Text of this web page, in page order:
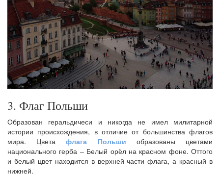
3. Флаг Польши
Образован геральдичеси и никогда не имел милитарной
истории происхождения, в отличие от большинства флагов
мира. Цветафлага Польши образованы цветами
национального герба – Белый орёл на красном фоне. Оттого
и белый цвет находится в верхней части флага, а красный в
нижней.